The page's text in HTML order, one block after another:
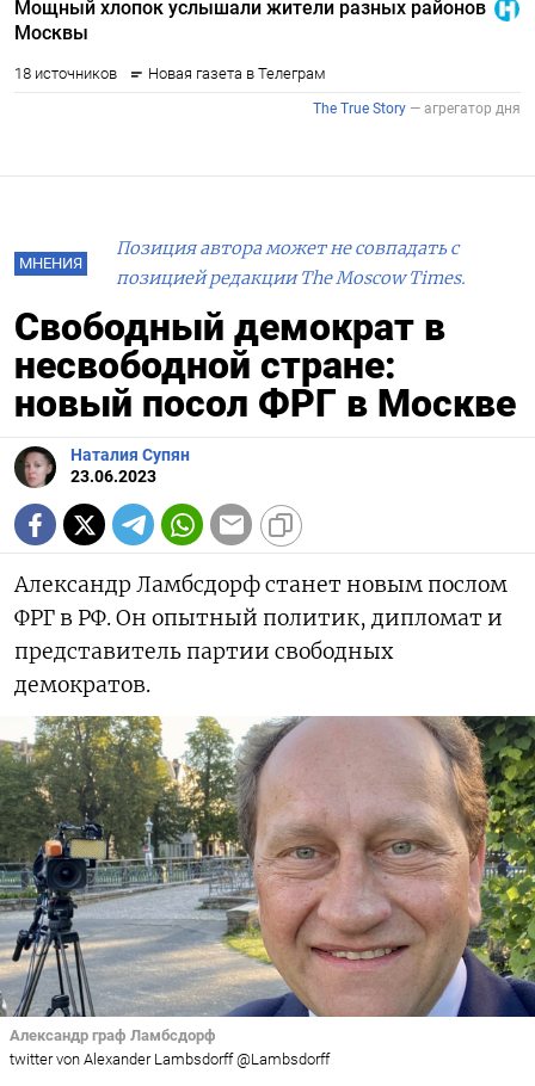
МНЕНИЯ
Позиция автора может не совпадать с
позицией редакции The Moscow Times.
Свободный демократ в
несвободной стране:
новый посол ФРГ в Москве
Наталия Супян
23.06.2023
Александр Ламбсдорф станет новым послом
ФРГ в РФ. Он опытный политик, дипломат и
представитель партии свободных
демократов.
Александр граф Ламбсдорф
twitter von Alexander Lambsdorff @Lambsdorff